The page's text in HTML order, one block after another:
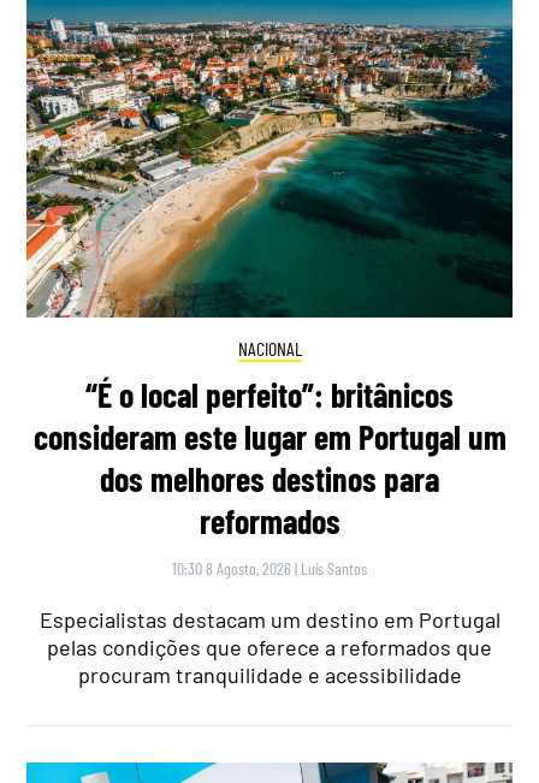
NACIONAL
“É o local perfeito”: britânicos
consideram este lugar em Portugal um
dos melhores destinos para
reformados
10:30 8 Agosto, 2026 | Luís Santos
Especialistas destacam um destino em Portugal
pelas condições que oferece a reformados que
procuram tranquilidade e acessibilidade